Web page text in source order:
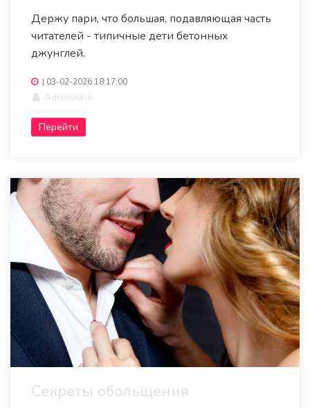
Держу пари, что большая, подавляющая часть
читателей - типичные дети бетонных
джунглей.
| 03-02-2026 18:17:00
Adrenaline
Перейти
Секреты обольщения